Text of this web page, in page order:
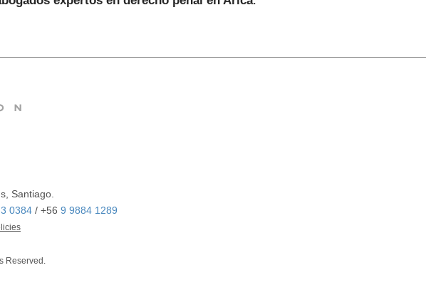
Santiago.
0384/ +56 9 9884 1289
Reserved.